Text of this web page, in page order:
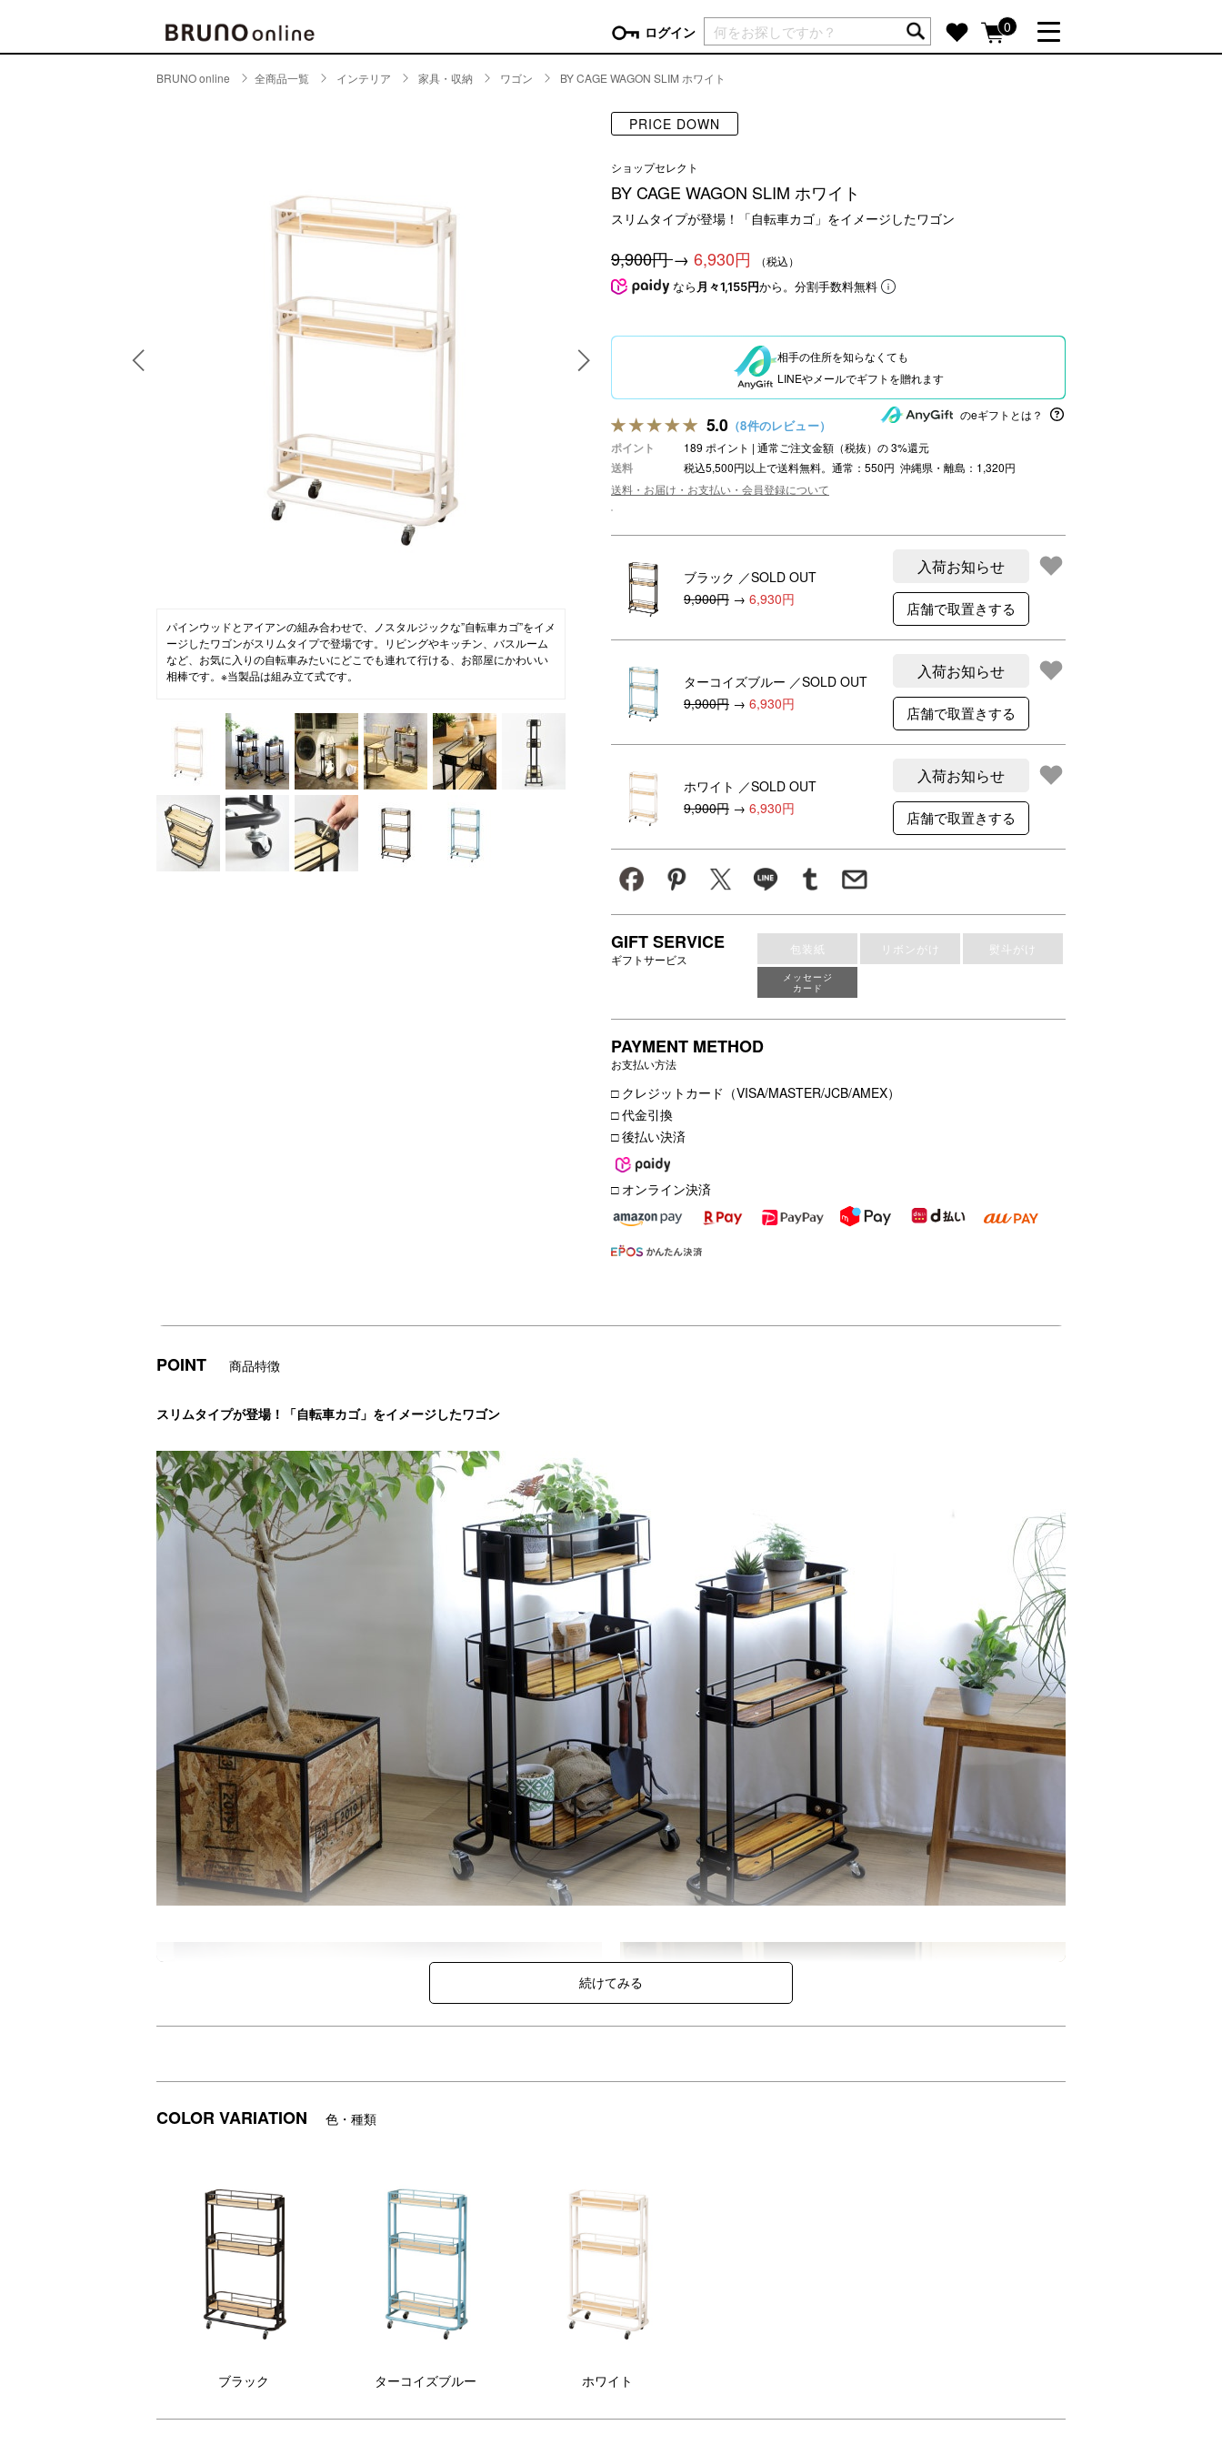
ログイン
ログイン
0
現在カートには商品が入っていません。
キッチンツール
キッチンファブリック
インテリア
時計
生活家電
家具・収納
ランチボックス・弁当箱
ランチバッグ・クーラートート
ビューティー
ヘアケア
アロマ
トラベル小物
ファッション雑貨
バッグ
ベビー・キッズアイテム more
おもちゃ・トイ
ファッション
転職・送別祝い
おまとめ割引
SUPPORT
ご利用案内
よくある質問
BRUNO online 全商品一覧 インテリア 家具・収納 ワゴン BY CAGE WAGON SLIM ホワイト
パインウッドとアイアンの組み合わせで、ノスタルジックな”自転車カゴ”をイメ
ージしたワゴンがスリムタイプで登場です。リビングやキッチン、バスルーム
など、お気に入りの自転車みたいにどこでも連れて行ける、お部屋にかわいい
相棒です。※当製品は組み立て式です。
PRICE DOWN
ショップセレクト
BY CAGE WAGON SLIM ホワイト
スリムタイプが登場！「自転車カゴ」をイメージしたワゴン
9,900円→ 6,930円 （税込）
なら 月々1,155円から。分割手数料無料
相手の住所を知らなくても
LINEやメールでギフトを贈れます
のeギフトとは？
5.0 （8件のレビュー）
ポイント 189 ポイント | 通常ご注文金額（税抜）の3%還元
送料
税込5,500円以上で送料無料。通常：550円 沖縄県・離島：1,320円
送料・お届け・お支払い・会員登録について
ブラック ／SOLD OUT
9,900円 → 6,930円
入荷お知らせ
ターコイズブルー ／SOLD OUT
9,900円 → 6,930円
入荷お知らせ
ホワイト ／SOLD OUT
9,900円 → 6,930円
入荷お知らせ
GIFT SERVICE
ギフトサービス
包装紙 リボンがけ 熨斗がけ
メッセージ
カード
PAYMENT METHOD
お支払い方法
□ クレジットカード（VISA/MASTER/JCB/AMEX）
□ 代金引換
□ 後払い決済
□ オンライン決済
POINT 商品特徴
スリムタイプが登場！「自転車カゴ」をイメージしたワゴン
COLOR VARIATION 色・種類
ブラック ターコイズブルー ホワイト